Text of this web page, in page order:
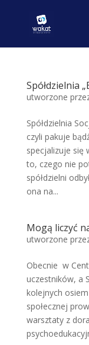
Spółdzielnia
utworzone
Spółdzielnia
czyli pakuje
specjalizuje się
to, czego nie
spółdzielni
ona na...
Mogą liczyć
utworzone
Obecnie w
uczestników, a
kolejnych
społecznej
warsztaty z